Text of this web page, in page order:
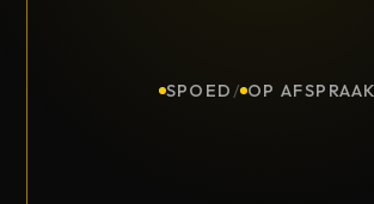
SPOED / OP AFSPRAAK